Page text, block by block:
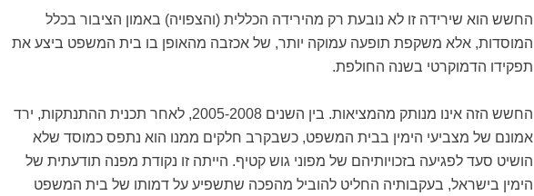
החשש הוא שירידה זו לא נובעת רק מהירידה הכללית (והצפויה) באמון הציבור בכלל
המוסדות, אלא משקפת תופעה עמוקה יותר, של אכזבה מהאופן בו בית המשפט ביצע את
תפקידו הדמוקרטי בשנה החולפת.
החשש הזה אינו מנותק מהמציאות. בין השנים 2005-2008, לאחר תכנית ההתנתקות, ירד
אמונם של מצביעי הימין בבית המשפט, כשבקרב חלקים ממנו הוא נתפס כמוסד שלא
הושיט סעד לפגיעה בזכויותיהם של מפוני גוש קטיף. הייתה זו נקודת מפנה תודעתית של
הימין בישראל, בעקבותיה החליט להוביל מהפכה שתשפיע על דמותו של בית המשפט